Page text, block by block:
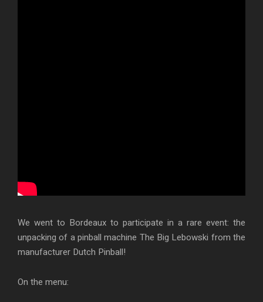
We went to Bordeaux to participate in a rare event: the
unpacking of a pinball machine The Big Lebowski from the
manufacturer Dutch Pinball!
On the menu: